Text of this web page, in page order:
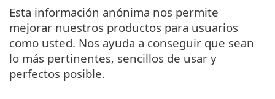
Esta información anónima nos permite
mejorar nuestros productos para usuarios
como usted. Nos ayuda a conseguir que sean
lo más pertinentes, sencillos de usar y
perfectos posible.